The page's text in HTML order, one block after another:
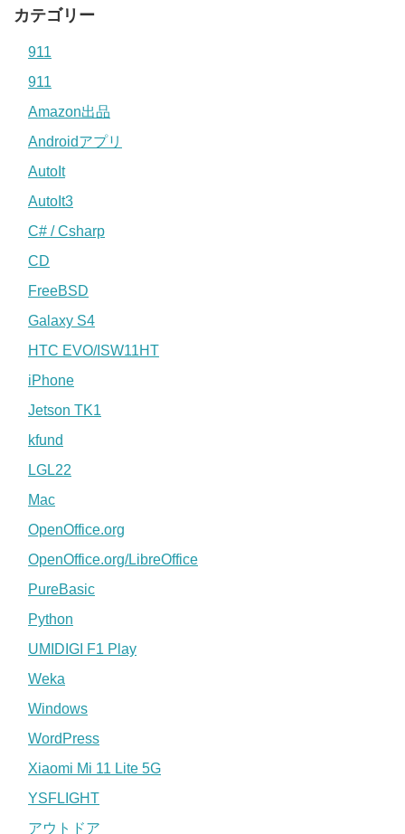
カテゴリー
911
911
Amazon出品
Androidアプリ
AutoIt
AutoIt3
C# / Csharp
CD
FreeBSD
Galaxy S4
HTC EVO/ISW11HT
iPhone
Jetson TK1
kfund
LGL22
Mac
OpenOffice.org
OpenOffice.org/LibreOffice
PureBasic
Python
UMIDIGI F1 Play
Weka
Windows
WordPress
Xiaomi Mi 11 Lite 5G
YSFLIGHT
アウトドア